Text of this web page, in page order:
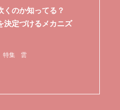
特集 雲
くのか知ってる？
決定づけるメカニズ